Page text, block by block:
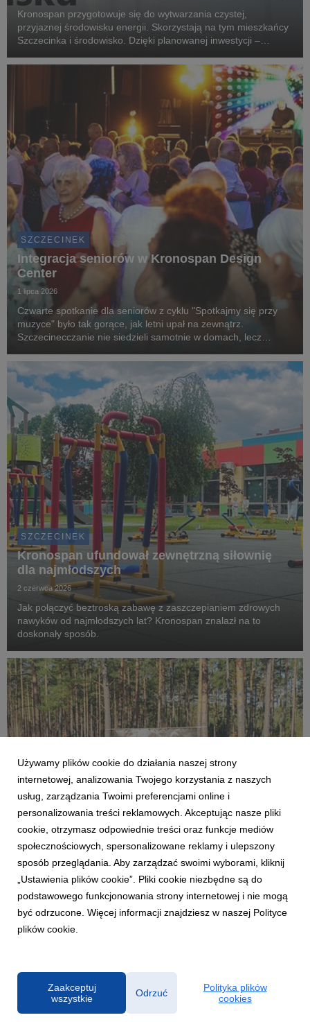
Kronospan przygotowuje się do wytwarzania czystej,
przyjaznej środowisku energii. Skorzystają na tym mieszkańcy
Szczecinka i środowisko. Dzięki planowanej inwestycji –
domów szczecinecczan popłynie ogrzewanie ...
SZCZECINEK
Integracja seniorów w Kronospan Design
Center
1 lipca 2026
Czwarte spotkanie dla seniorów z cyklu "Spotkajmy się przy
muzyce" było tak gorące, jak letni upał na zewnątrz.
Szczecinecczanie nie siedzieli samotnie w domach, lecz
dzięki grantowi, przekazanemu przez Kronos...
SZCZECINEK
Kronospan ufundował zewnętrzną siłownię
dla najmłodszych
2 czerwca 2026
Jak połączyć beztroską zabawę z zaszczepianiem zdrowych
nawyków od najmłodszych lat? Kronospan znalazł na to
doskonały sposób.
SZCZECINEK
50 000 drzew dla przyszłości – GROW 2026 w
leśnictwie Spore
16 kwietnia 2026
W sobotę 11 kwietnia pracownicy Kronospan wraz z rodzinami
oraz zaproszeni przyjaciele firmy spotkali się w leśnictwie
Spore koło Szczecinka, by wspólnie posadzić 50 000 młodych
Używamy plików cookie do działania naszej strony
internetowej, analizowania Twojego korzystania z naszych
usług, zarządzania Twoimi preferencjami online i
personalizowania treści reklamowych. Akceptując nasze pliki
cookie, otrzymasz odpowiednie treści oraz funkcje mediów
społecznościowych, spersonalizowane reklamy i ulepszony
sposób przeglądania. Aby zarządzać swoimi wyborami, kliknij
„Ustawienia plików cookie”. Pliki cookie niezbędne są do
podstawowego funkcjonowania strony internetowej i nie mogą
być odrzucone. Więcej informacji znajdziesz w naszej Polityce
plików cookie.
Zaakceptuj
wszystkie
Odrzuć
Polityka plików
cookies